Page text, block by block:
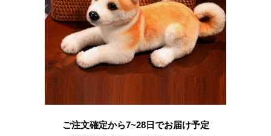
ご注文確定から7~28日でお届け予定